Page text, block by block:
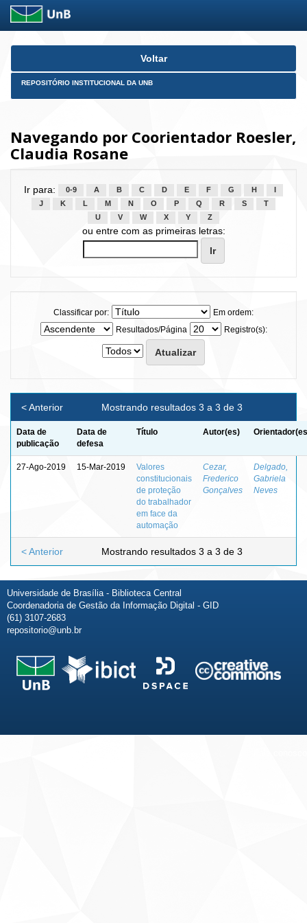
Skip
Voltar
REPOSITÓRIO INSTITUCIONAL DA UNB
Navegando por Coorientador Roesler,
Claudia Rosane
Ir para: 0-9 A B C D E F G H
J
K L M N O P Q R S
T
U
V W X Y Z
ou entre com as primeiras letras:
Classificar por:
Em ordem:
Resultados/Página
Registro(s):
Mostrando resultados 3 a 3 de 3
< Anterior
Data de
publicação
Data de
defesa
Título Autor(es)
27-Ago-2019 15-Mar-2019
Valores
constitucionais
de proteção
do trabalhador
em face da
automação
Cezar,
Frederico
Gonçalves
Delgado,
Gabriela
Neves
Mostrando resultados 3 a 3 de 3
< Anterior
Universidade de Brasília - Biblioteca Central
Coordenadoria de Gestão da Informação Digital - GID
(61) 3107-2683
repositorio@unb.br